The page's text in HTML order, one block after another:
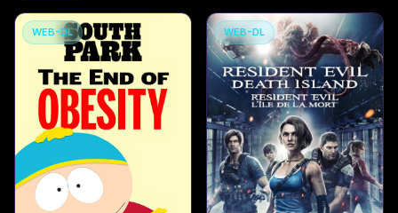
WEB-DL WEB-DL